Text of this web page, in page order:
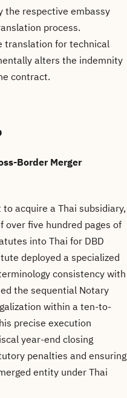
respective embassy
process.
translation for technical
alters the indemnity
contract.
Border Merger
acquire a Thai subsidiary,
five hundred pages of
into Thai for DBD
deployed a specialized
consistency with
the sequential Notary
within a ten-to-
precise execution
year-end closing
penalties and ensuring
entity under Thai